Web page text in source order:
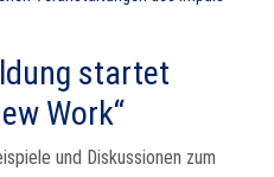
startet
Work“
und Diskussionen zum